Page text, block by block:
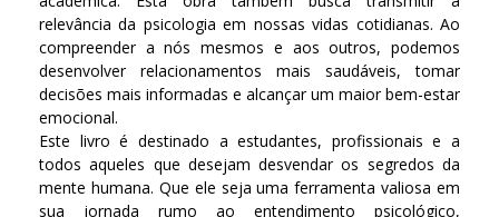
relevância da psicologia em nossas vidas cotidianas. Ao
compreender a nós mesmos e aos outros, podemos
desenvolver relacionamentos mais saudáveis, tomar
decisões mais informadas e alcançar um maior bem-estar
emocional.
Este livro é destinado a estudantes, profissionais e a
todos aqueles que desejam desvendar os segredos da
mente humana. Que ele seja uma ferramenta valiosa em
sua jornada rumo ao entendimento psicológico,